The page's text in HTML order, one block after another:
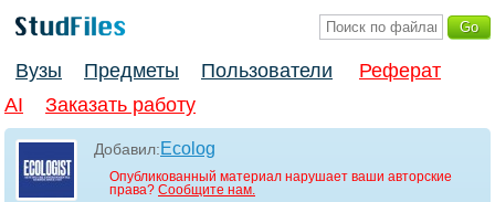
Вузы Предметы Пользователи
Реферат
AI
Заказать работу
Добавил:Ecolog
Опубликованный материал нарушает ваши авторские
права? Сообщите нам.